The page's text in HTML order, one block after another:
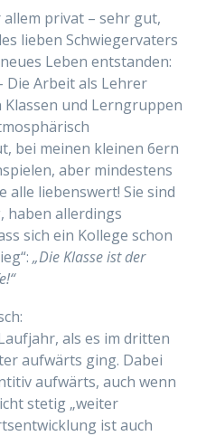
allem privat – sehr gut,
lieben Schwiegervaters
Leben entstanden:
Die Arbeit als Lehrer
Klassen und Lerngruppen
bei meinen kleinen 6ern
aber mindestens
alle liebenswert! Sie sind
haben allerdings
sich ein Kollege schon
„Die Klasse ist der
als es im dritten
aufwärts ging. Dabei
aufwärts, auch wenn
stetig „weiter
ist auch